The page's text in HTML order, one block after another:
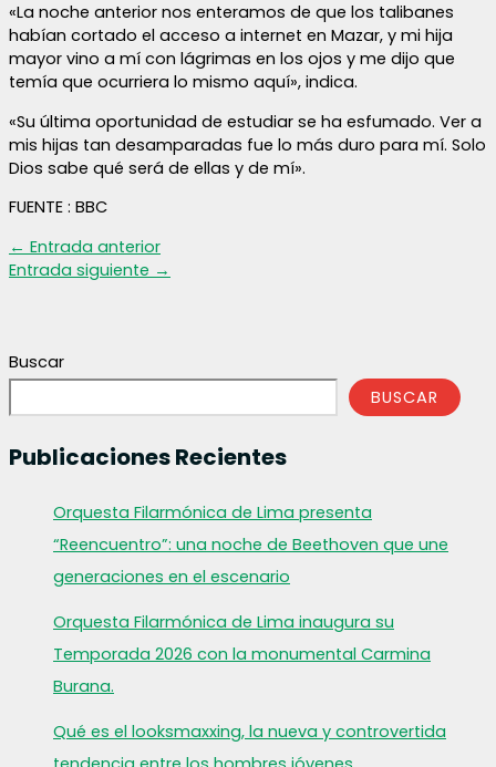
«La noche anterior nos enteramos de que los talibanes
habían cortado el acceso a internet en Mazar, y mi hija
mayor vino a mí con lágrimas en los ojos y me dijo que
temía que ocurriera lo mismo aquí», indica.
«Su última oportunidad de estudiar se ha esfumado. Ver a
mis hijas tan desamparadas fue lo más duro para mí. Solo
Dios sabe qué será de ellas y de mí».
FUENTE : BBC
← Entrada anterior
Entrada siguiente →
Buscar
BUSCAR
Publicaciones Recientes
Orquesta Filarmónica de Lima presenta
“Reencuentro”: una noche de Beethoven que une
generaciones en el escenario
Orquesta Filarmónica de Lima inaugura su
Temporada 2026 con la monumental Carmina
Burana.
Qué es el looksmaxxing, la nueva y controvertida